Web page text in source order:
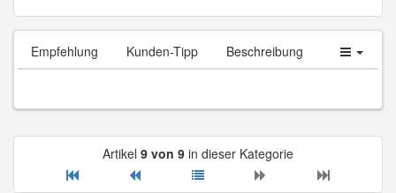
Empfehlung Kunden-Tipp Beschreibung
Artikel 9 von 9 in dieser Kategorie